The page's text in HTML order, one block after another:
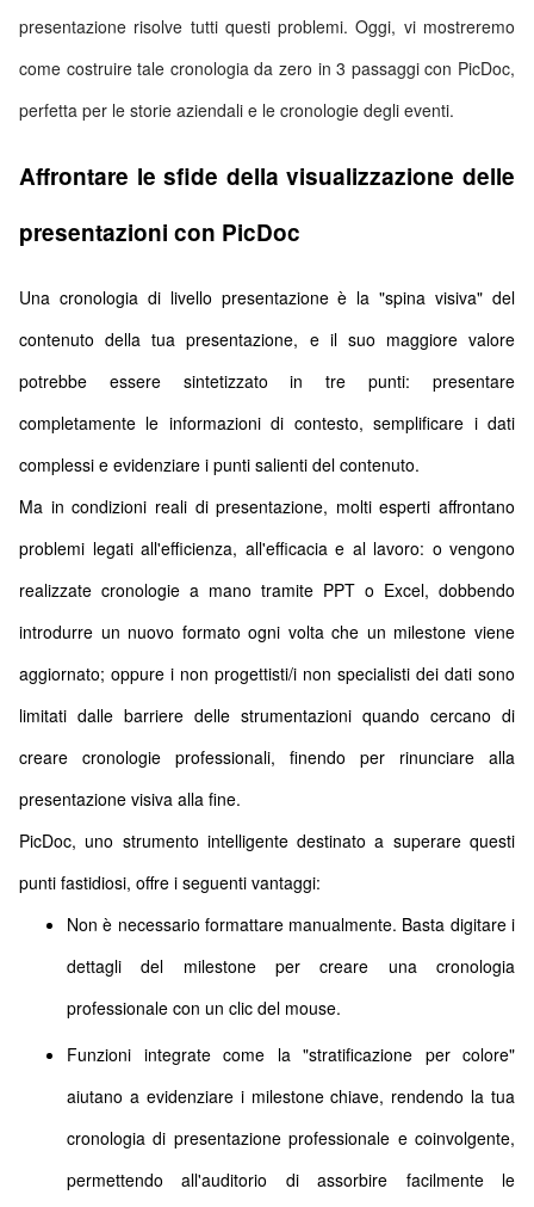
presentazione risolve tutti questi problemi. Oggi, vi mostreremo
come costruire tale cronologia da zero in 3 passaggi con PicDoc,
perfetta per le storie aziendali e le cronologie degli eventi.
Affrontare le sfide della visualizzazione delle
presentazioni con PicDoc
Una cronologia di livello presentazione è la "spina visiva" del
contenuto della tua presentazione, e il suo maggiore valore
potrebbe essere sintetizzato in tre punti: presentare
completamente le informazioni di contesto, semplificare i dati
complessi e evidenziare i punti salienti del contenuto.
Ma in condizioni reali di presentazione, molti esperti affrontano
problemi legati all'efficienza, all'efficacia e al lavoro: o vengono
realizzate cronologie a mano tramite PPT o Excel, dobbendo
introdurre un nuovo formato ogni volta che un milestone viene
aggiornato; oppure i non progettisti/i non specialisti dei dati sono
limitati dalle barriere delle strumentazioni quando cercano di
creare cronologie professionali, finendo per rinunciare alla
presentazione visiva alla fine.
PicDoc, uno strumento intelligente destinato a superare questi
punti fastidiosi, offre i seguenti vantaggi:
Non è necessario formattare manualmente. Basta digitare i
dettagli del milestone per creare una cronologia
professionale con un clic del mouse.
Funzioni integrate come la "stratificazione per colore"
aiutano a evidenziare i milestone chiave, rendendo la tua
cronologia di presentazione professionale e coinvolgente,
permettendo all'auditorio di assorbire facilmente le